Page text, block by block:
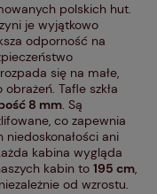
polskich hut.
je wyjątkowo
odporność na
się na małe,
Tafle szkła
8 mm. Są
co zapewnia
ani
kabina wygląda
kabin to 195 cm,
od wzrostu.